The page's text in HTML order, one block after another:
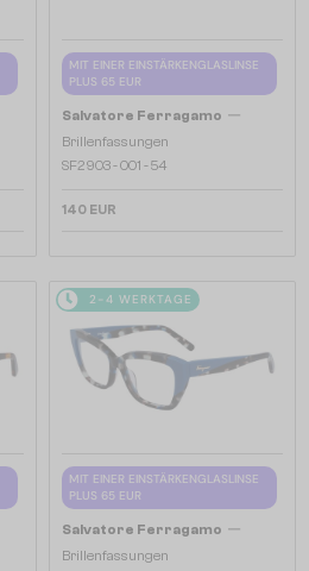
MIT EINER EINSTÄRKENGLASLINSE
PLUS 65 EUR
Salvatore Ferragamo —
Brillenfassungen
SF2903 - 001 - 54
140 EUR
2-4 WERKTAGE
MIT EINER EINSTÄRKENGLASLINSE
PLUS 65 EUR
Salvatore Ferragamo —
Brillenfassungen